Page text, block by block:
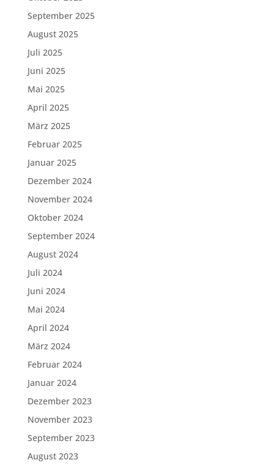
September 2025
August 2025
Juli 2025
Juni 2025
Mai 2025
April 2025
März 2025
Februar 2025
Januar 2025
Dezember 2024
November 2024
Oktober 2024
September 2024
August 2024
Juli 2024
Juni 2024
Mai 2024
April 2024
März 2024
Februar 2024
Januar 2024
Dezember 2023
November 2023
September 2023
August 2023